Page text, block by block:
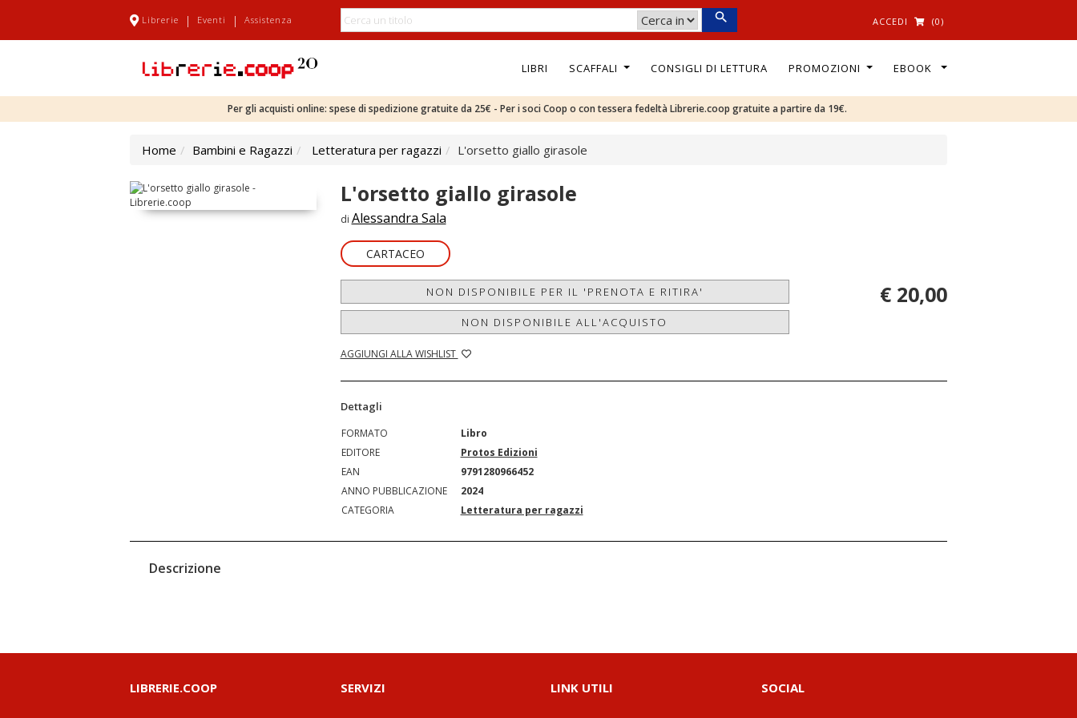
Librerie | Eventi | Assistenza ACCEDI (0)
LIBRI SCAFFALI CONSIGLI DI LETTURA PROMOZIONI EBOOK
Per gli acquisti online: spese di spedizione gratuite da 25€ - Per i soci Coop o con tessera fedeltà Librerie.coop gratuite a partire da 19€.
Home Bambini e Ragazzi Letteratura per ragazzi L'orsetto giallo girasole
L'orsetto giallo girasole
di Alessandra Sala
CARTACEO
NON DISPONIBILE PER IL 'PRENOTA E RITIRA'
NON DISPONIBILE ALL'ACQUISTO
AGGIUNGI ALLA WISHLIST
€ 20,00
Dettagli
FORMATO
Libro
EDITORE
Protos Edizioni
EAN
9791280966452
ANNO PUBBLICAZIONE
2024
CATEGORIA
Letteratura per ragazzi
Descrizione
LIBRERIE.COOP SERVIZI LINK UTILI SOCIAL